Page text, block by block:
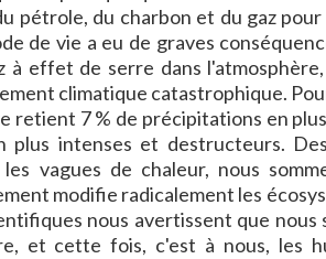
pétrole, du charbon et du gaz
de vie a eu de graves
à effet de serre dans
climatique catastrophique.
7 % de précipitations en
plus intenses et destructeurs.
vagues de chaleur, nous
modifie radicalement les
nous avertissent que nous
et cette fois, c'est à nous, les